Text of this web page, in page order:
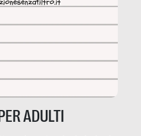
ADULTI